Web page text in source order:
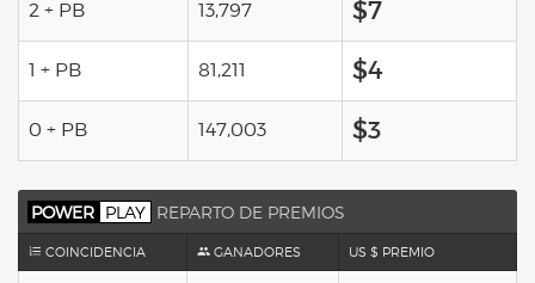
2 + PB 13,797 $7
1 + PB 81,211 $4
0 + PB 147,003 $3
POWER PLAY REPARTO DE PREMIOS
COINCIDENCIA GANADORES US $ PREMIO